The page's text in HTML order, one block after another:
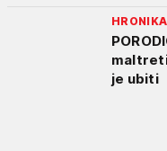
HRONIKA
je ubiti